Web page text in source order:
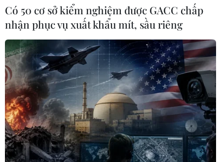
Ngoại trưởng Iran Mohammad Javad Zarif đã nhắc lại
đề nghị Mỹ trước tiên cần dỡ bỏ các lệnh trừng phạt đối
với nước Cộng hòa Hồi giáo này nếu muốn đàm phán
về thỏa thuận hạt nhân lịch sử.
Có 50 cơ sở kiểm nghiệm được GACC chấp
nhận phục vụ xuất khẩu mít, sầu riêng